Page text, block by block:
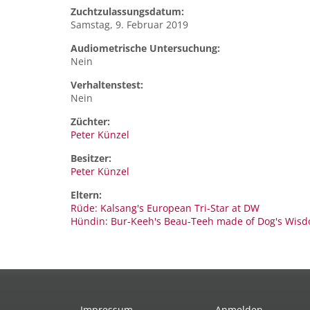
Zuchtzulassungsdatum:
Samstag, 9. Februar 2019
Audiometrische Untersuchung:
Nein
Verhaltenstest:
Nein
Züchter:
Peter Künzel
Besitzer:
Peter Künzel
Eltern:
Rüde: Kalsang's European Tri-Star at DW
Hündin: Bur-Keeh's Beau-Teeh made of Dog's